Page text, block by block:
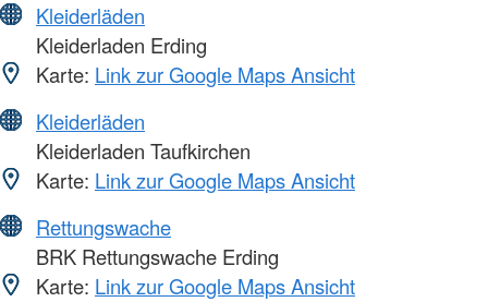
Kleiderläden
Kleiderladen Erding
Karte: Link zur Google Maps Ansicht
Kleiderläden
Kleiderladen Taufkirchen
Karte: Link zur Google Maps Ansicht
Rettungswache
BRK Rettungswache Erding
Karte: Link zur Google Maps Ansicht